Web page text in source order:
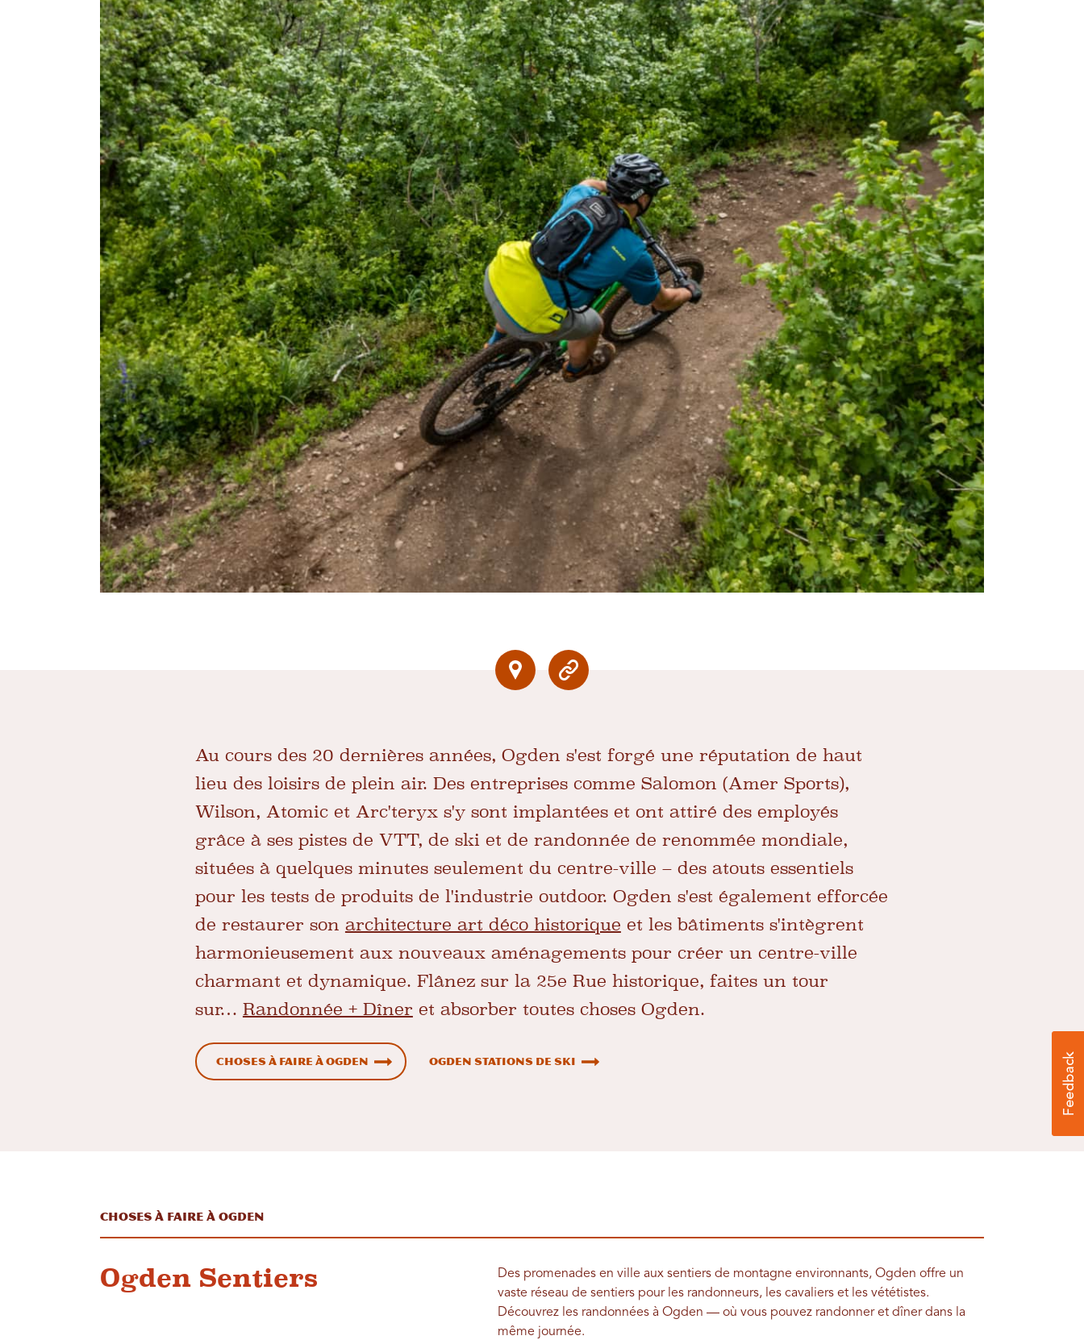
Au cours des 20 dernières années, Ogden s'est forgé une réputation de haut
lieu des loisirs de plein air. Des entreprises comme Salomon (Amer Sports),
Wilson, Atomic et Arc'teryx s'y sont implantées et ont attiré des employés
grâce à ses pistes de VTT, de ski et de randonnée de renommée mondiale,
situées à quelques minutes seulement du centre-ville – des atouts essentiels
pour les tests de produits de l'industrie outdoor. Ogden s'est également efforcée
de restaurer son architecture art déco historique et les bâtiments s'intègrent
harmonieusement aux nouveaux aménagements pour créer un centre-ville
charmant et dynamique. Flânez sur la 25e Rue historique, faites un tour
sur… Randonnée + Dîner et absorber toutes choses Ogden.
Choses à faire à Ogden Ogden Stations de ski
Choses à faire à Ogden
Ogden Sentiers
Des promenades en ville aux sentiers de montagne environnants, Ogden offre un
vaste réseau de sentiers pour les randonneurs, les cavaliers et les vététistes.
Découvrez les randonnées à Ogden — où vous pouvez randonner et dîner dans la
même journée.